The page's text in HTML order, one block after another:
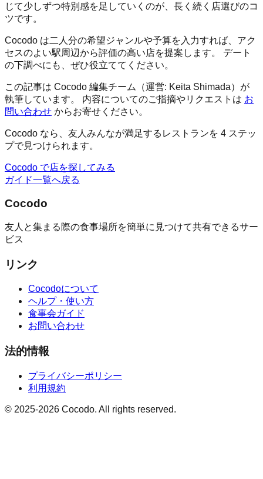
じて少しずつ特別感を足していくのが、長く続く店選びのコ
ツです。
Cocodo は二人分の希望ジャンルや予算を入力すれば、アク
セスのよい駅周辺から評価の高い店を提案します。 デート
の下調べにも、ぜひ役立ててください。
この記事は Cocodo 編集チーム（運営: Keita Shimada）が
執筆しています。 内容についてのご指摘やリクエストは お
問い合わせ からお寄せください。
Cocodo なら、友人みんなが満足するレストランを 4 ステッ
プで見つけられます。
Cocodo で店を探してみる
ガイド一覧へ戻る
Cocodo
友人と集まる際の食事場所を簡単に見つけて共有できるサー
ビス
リンク
Cocodoについて
ヘルプ・使い方
食事会ガイド
お問い合わせ
法的情報
プライバシーポリシー
利用規約
© 2025-2026 Cocodo. All rights reserved.